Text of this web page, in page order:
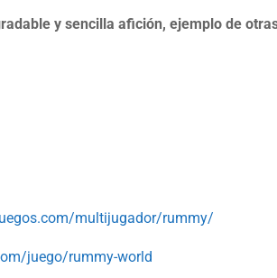
y sencilla afición, ejemplo de
multijugador/rummy/
juego/rummy-world